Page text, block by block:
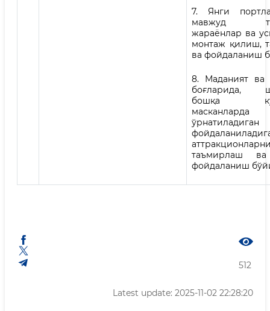
7. Янги
мавжуд
жараёнлар ва
монтаж қилиш,
ва фойдаланиш
8. Маданият ва
боғларида,
бошқа
масканларда
таъмирлаш ва
фойдаланиш
512
Latest update: 2025-11-02 22:28:20